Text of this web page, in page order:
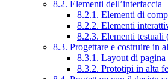
8.2. Elementi dell’interfaccia
8.2.1. Elementi di
8.2.2. Elementi
8.2.3. Elementi testuali
8.3. Progettare e costruire in
8.3.1. Layout di pagina
8.3.2. Prototipi in alta